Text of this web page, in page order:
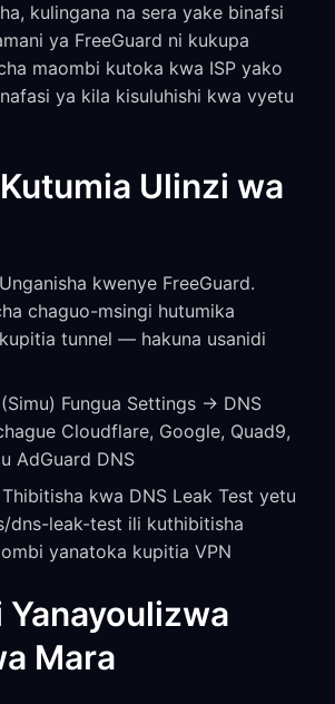
kulingana na sera yake binafsi
ya FreeGuard ni kukupa
maombi kutoka kwa ISP yako
ya kila kisuluhishi kwa vyetu
Ulinzi wa
Unganisha kwenye FreeGuard.
chaguo-msingi hutumika
tunnel — hakuna usanidi
(Simu) Fungua Settings → DNS
Cloudflare, Google, Quad9,
AdGuard DNS
Thibitisha kwa DNS Leak Test yetu
dns-leak-test ili kuthibitisha
yanatoka kupitia VPN
Yanayoulizwa
Mara